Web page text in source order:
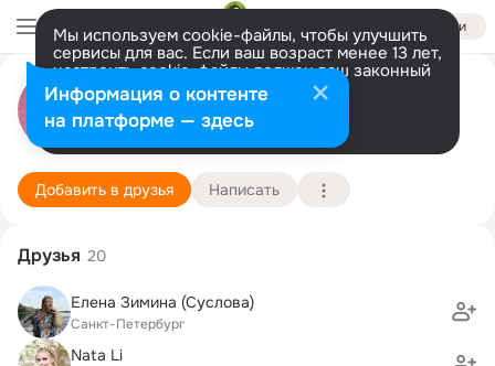
Войти
Мы используем cookie-файлы, чтобы улучшить
сервисы для вас. Если ваш возраст менее 13 лет,
настроить cookie-файлы должен ваш законный
представитель. Больше информации
Разрешить все Настроить
Елена Жебровская
Санкт-Петербург
СПХФА, Санкт-Петербургская
Подробнее
Добавить в друзья Написать
Друзья 20
Елена Зимина (Суслова)
Санкт-Петербург
Nata Li
Информация о контенте
на платформе — здесь